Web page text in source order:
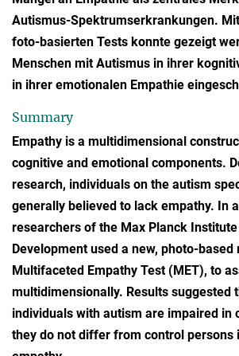
Autismus-Spektrumserkrankungen.
foto-basierten Tests konnte gezeigt
Menschen mit Autismus in ihrer
in ihrer emotionalen Empathie
Summary
Empathy is a multidimensional
cognitive and emotional components.
research, individuals on the autism
generally believed to lack empathy. In
researchers of the Max Planck
Development used a new, photo-based
Multifaceted Empathy Test (MET), to
multidimensionally. Results suggested
individuals with autism are impaired in
they do not differ from control persons